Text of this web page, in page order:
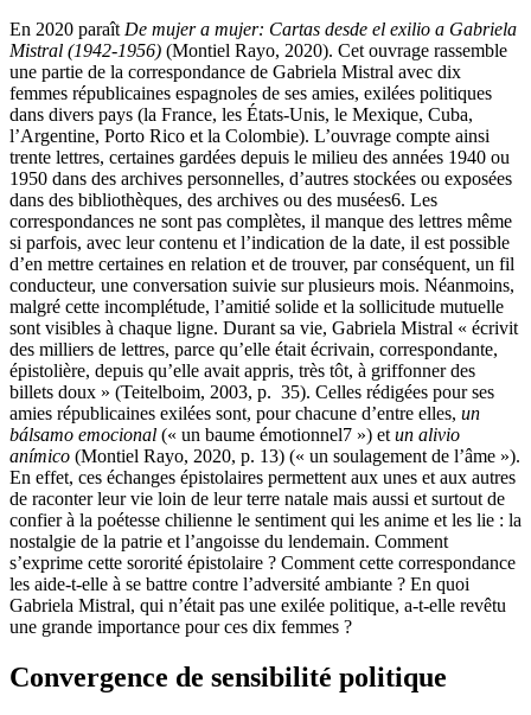
En 2020 paraît De mujer a mujer: Cartas desde el exilio a Gabriela
Mistral (1942-1956) (Montiel Rayo, 2020). Cet ouvrage rassemble
une partie de la correspondance de Gabriela Mistral avec dix
femmes républicaines espagnoles de ses amies, exilées politiques
dans divers pays (la France, les États-Unis, le Mexique, Cuba,
l’Argentine, Porto Rico et la Colombie). L’ouvrage compte ainsi
trente lettres, certaines gardées depuis le milieu des années 1940 ou
1950 dans des archives personnelles, d’autres stockées ou exposées
dans des bibliothèques, des archives ou des musées6. Les
correspondances ne sont pas complètes, il manque des lettres même
si parfois, avec leur contenu et l’indication de la date, il est possible
d’en mettre certaines en relation et de trouver, par conséquent, un fil
conducteur, une conversation suivie sur plusieurs mois. Néanmoins,
malgré cette incomplétude, l’amitié solide et la sollicitude mutuelle
sont visibles à chaque ligne. Durant sa vie, Gabriela Mistral « écrivit
des milliers de lettres, parce qu’elle était écrivain, correspondante,
épistolière, depuis qu’elle avait appris, très tôt, à griffonner des
billets doux » (Teitelboim, 2003, p. 35). Celles rédigées pour ses
amies républicaines exilées sont, pour chacune d’entre elles, un
bálsamo emocional (« un baume émotionnel7 ») et un alivio
anímico (Montiel Rayo, 2020, p. 13) (« un soulagement de l’âme »).
En effet, ces échanges épistolaires permettent aux unes et aux autres
de raconter leur vie loin de leur terre natale mais aussi et surtout de
confier à la poétesse chilienne le sentiment qui les anime et les lie : la
nostalgie de la patrie et l’angoisse du lendemain. Comment
s’exprime cette sororité épistolaire ? Comment cette correspondance
les aide-t-elle à se battre contre l’adversité ambiante ? En quoi
Gabriela Mistral, qui n’était pas une exilée politique, a-t-elle revêtu
une grande importance pour ces dix femmes ?
Convergence de sensibilité politique